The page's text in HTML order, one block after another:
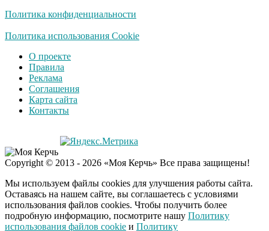
Ролик длится
смеяться вы будете
Королева вагона
отожгла! Видео не
оставит равнодушным
Петербурге мальчика
ждут проверки
i
Деньги придут
Политика конфиденциальности
Политика использования Cookie
О проекте
Правила
Реклама
Соглашения
Карта сайта
Контакты
Copyright © 2013 - 2026 «Моя Керчь» Все права защищены!
Мы используем файлы cookies для улучшения работы сайта.
Оставаясь на нашем сайте, вы соглашаетесь с условиями
использования файлов cookies. Чтобы получить более
подробную информацию, посмотрите нашу Политику
использования файлов cookie и Политику